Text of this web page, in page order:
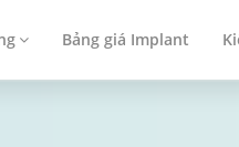
Bảng giá Implant